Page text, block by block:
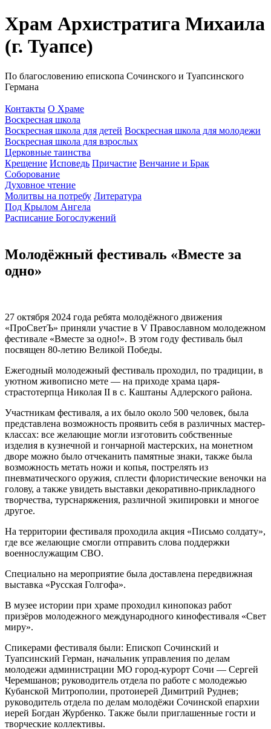
Храм Архистратига Михаила
(г. Туапсе)
По благословению епископа Сочинского и Туапсинского
Германа
Контакты О Храме
Воскресная школа
Воскресная школа для детей Воскресная школа для молодежи
Воскресная школа для взрослых
Церковные таинства
Крещение Исповедь Причастие Венчание и Брак
Соборование
Духовное чтение
Молитвы на потребу Литература
Под Крылом Ангела
Расписание Богослужений
Молодёжный фестиваль «Вместе за
одно»
27 октября 2024 года ребята молодёжного движения
«ПроСветЪ» приняли участие в V Православном молодежном
фестивале «Вместе за одно!». В этом году фестиваль был
посвящен 80-летию Великой Победы.
Ежегодный молодежный фестиваль проходил, по традиции, в
уютном живописно мете — на приходе храма царя-
страстотерпца Николая II в с. Каштаны Адлерского района.
Участникам фестиваля, а их было около 500 человек, была
представлена возможность проявить себя в различных мастер-
классах: все желающие могли изготовить собственные
изделия в кузнечной и гончарной мастерских, на монетном
дворе можно было отчеканить памятные знаки, также была
возможность метать ножи и копья, пострелять из
пневматического оружия, сплести флористические веночки на
голову, а также увидеть выставки декоративно-прикладного
творчества, турснаряжения, различной экипировки и многое
другое.
На территории фестиваля проходила акция «Письмо солдату»,
где все желающие смогли отправить слова поддержки
военнослужащим СВО.
Специально на мероприятие была доставлена передвижная
выставка «Русская Голгофа».
В музее истории при храме проходил кинопоказ работ
призёров молодежного международного кинофестиваля «Свет
миру».
Спикерами фестиваля были: Епископ Сочинский и
Туапсинский Герман, начальник управления по делам
молодежи администрации МО город-курорт Сочи — Сергей
Черемшанов; руководитель отдела по работе с молодежью
Кубанской Митрополии, протоиерей Димитрий Руднев;
руководитель отдела по делам молодёжи Сочинской епархии
иерей Богдан Журбенко. Также были приглашенные гости и
творческие коллективы.